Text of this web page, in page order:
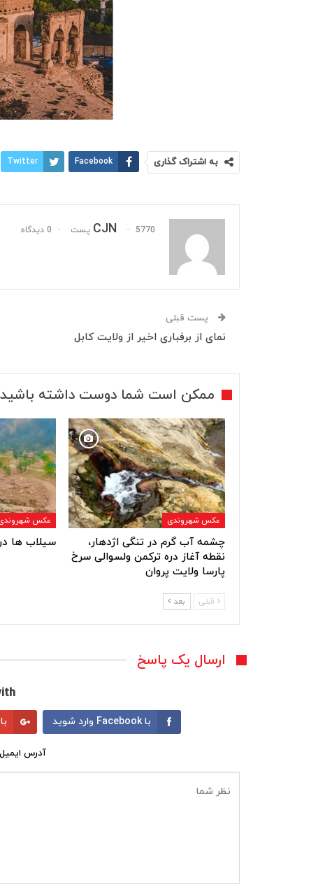
به اشتراک گذاری Facebook
Twitter
CJN 5770 پست 0 دیدگاه
پست قبلی
نمای از برفباری اخیر از ولایت کابل
ممکن است شما دوست داشته باشید
عکس شهروندی
چشمه آب گرم در تنگی اژدهار،
نقطه آغاز دره ترکمن ولسوالی سرخ
پارسا ولایت پروان
عکس
سیلاب ها
قبلی بعد
ارسال یک پاسخ
با Facebook وارد شوید با Google وارد شوید
آدرس